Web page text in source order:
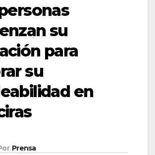
su
para
su
en
Prensa